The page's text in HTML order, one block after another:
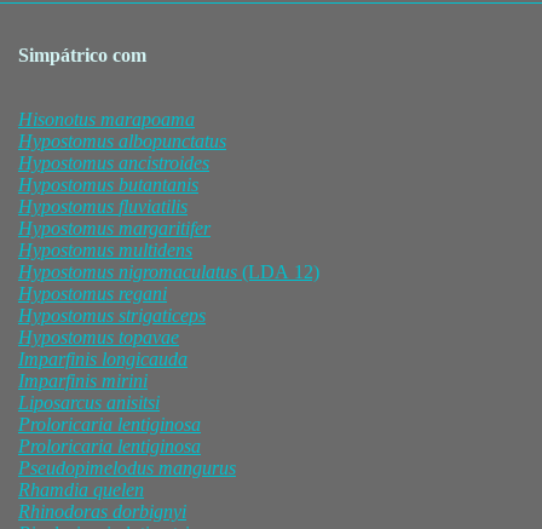
Simpátrico com
Hisonotus marapoama
Hypostomus albopunctatus
Hypostomus ancistroides
Hypostomus butantanis
Hypostomus fluviatilis
Hypostomus margaritifer
Hypostomus multidens
Hypostomus nigromaculatus (LDA 12)
Hypostomus regani
Hypostomus strigaticeps
Hypostomus topavae
Imparfinis longicauda
Imparfinis mirini
Liposarcus anisitsi
Proloricaria lentiginosa
Proloricaria lentiginosa
Pseudopimelodus mangurus
Rhamdia quelen
Rhinodoras dorbignyi